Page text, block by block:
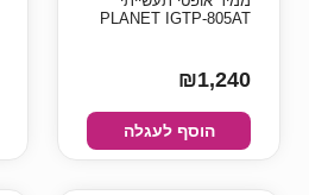
PLANET IGTP-805AT
₪1,240
הוסף לעגלה